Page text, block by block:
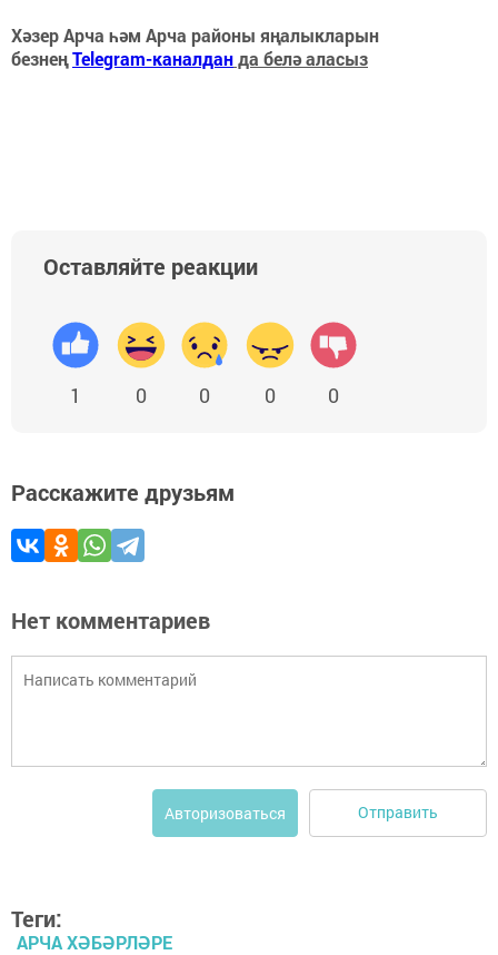
Хәзер Арча һәм Арча районы яңалыкларын
безнеңTelegram-каналданда белә аласыз
Оставляйте реакции
1 0 0 0 0
Расскажите друзьям
Нет комментариев
Авторизоваться Отправить
Теги:
АРЧА ХӘБӘРЛӘРЕ